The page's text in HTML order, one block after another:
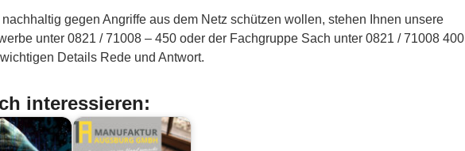
gegen Angriffe aus dem Netz schützen wollen, stehen Ihnen unsere
unter 0821 / 71008 – 450 oder der Fachgruppe Sach unter 0821 / 71008 400
Details Rede und Antwort.
interessieren: